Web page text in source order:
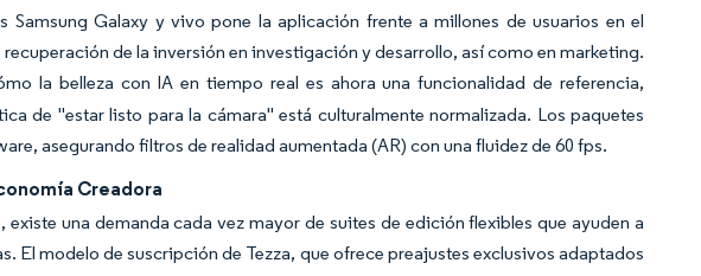
Galaxy y vivo pone la aplicación frente a millones de usuarios en el
de la inversión en investigación y desarrollo, así como en marketing.
la belleza con IA en tiempo real es ahora una funcionalidad de referencia,
de "estar listo para la cámara" está culturalmente normalizada. Los paquetes
asegurando filtros de realidad aumentada (AR) con una fluidez de 60 fps.
Creadora
una demanda cada vez mayor de suites de edición flexibles que ayuden a
El modelo de suscripción de Tezza, que ofrece preajustes exclusivos adaptados